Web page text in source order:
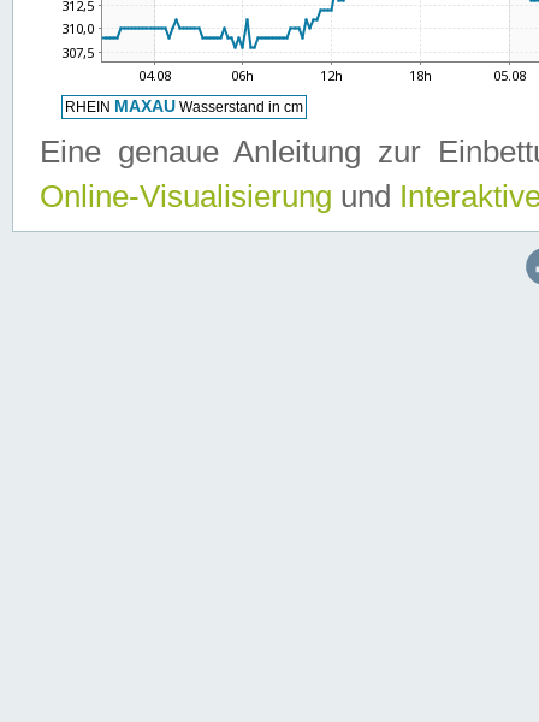
Eine genaue Anleitung zur
Online-Visualisierung und